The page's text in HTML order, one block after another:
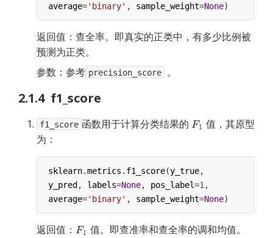
average='binary' , sample_weight=None)
返回值：查全率。即真实的正类中，有多少比例被
预测为正类。
参数：参考 precision_score 。
2.1.4  f1_score
f1_score 函数用于计算分类结果的
值，其原型
为：
sklearn.metrics . f1_score(y_true
y_pred , labels=None, pos_label=1,
average='binary' , sample_weight=None)
返回值：
值。即查准率和查全率的调和均值。